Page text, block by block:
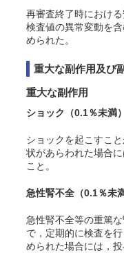
再審査終了時におけ
検査値の異常変動を
められた 。
重大な副作用及び
重大な副作用
ショック（0.1％未満）
ショックを起こすこ
状があらわれた場合
こと。
急性腎不全（0.1％未満
急性腎不全等の重篤
で，定期的に検査を
められた場合には，